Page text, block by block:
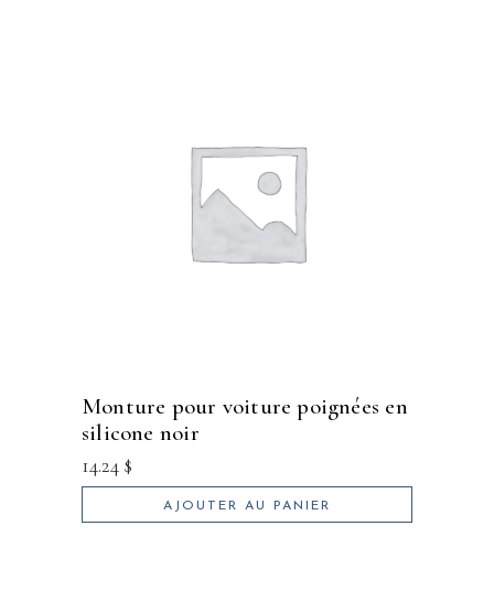
monture pour voiture poignées en
silicone noir
14.24 $
AJOUTER AU PANIER